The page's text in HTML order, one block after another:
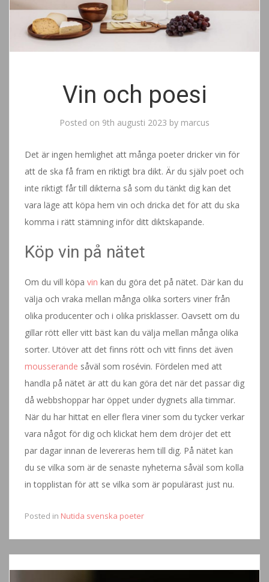
Vin och poesi
Posted on 9th augusti 2023 by marcus
Det är ingen hemlighet att många poeter dricker vin för
att de ska få fram en riktigt bra dikt. Är du själv poet och
inte riktigt får till dikterna så som du tänkt dig kan det
vara läge att köpa hem vin och dricka det för att du ska
komma i rätt stämning inför ditt diktskapande.
Köp vin på nätet
Om du vill köpa vin kan du göra det på nätet. Där kan du
välja och vraka mellan många olika sorters viner från
olika producenter och i olika prisklasser. Oavsett om du
gillar rött eller vitt bäst kan du välja mellan många olika
sorter. Utöver att det finns rött och vitt finns det även
mousserande såväl som rosévin. Fördelen med att
handla på nätet är att du kan göra det när det passar dig
då webbshoppar har öppet under dygnets alla timmar.
När du har hittat en eller flera viner som du tycker verkar
vara något för dig och klickat hem dem dröjer det ett
par dagar innan de levereras hem till dig. På nätet kan
du se vilka som är de senaste nyheterna såväl som kolla
in topplistan för att se vilka som är populärast just nu.
Posted in Nutida svenska poeter